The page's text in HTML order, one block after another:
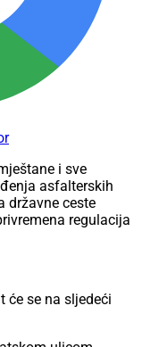
i sve
asfalterskih
državne ceste
regulacija
će se na sljedeći